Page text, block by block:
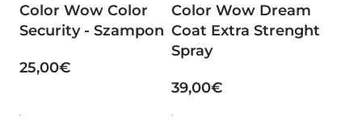
Color Wow Color
Security - Szampon
25,00€
Color Wow Dream
Coat Extra Strenght
Spray
39,00€